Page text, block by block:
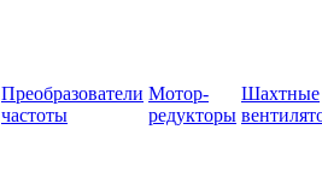
Преобразователи
частоты
Мотор-
редукторы
Шахтные